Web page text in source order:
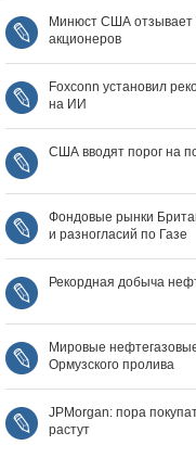
Минюст США отзывает
акционеров
Foxconn установил
на ИИ
США вводят порог на
Фондовые рынки
и разногласий по Газе
Рекордная добыча
Мировые
Ормузского пролива
JPMorgan: пора
растут